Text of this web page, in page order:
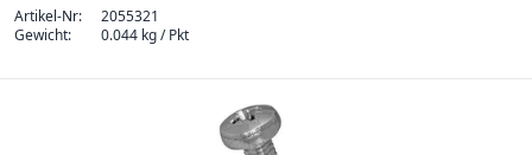
Artikel-Nr:
2055321
Gewicht:
0.044 kg / Pkt